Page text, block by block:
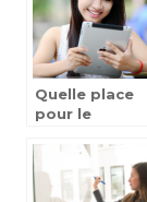
Quelle place
pour le
aujourd’hui ?